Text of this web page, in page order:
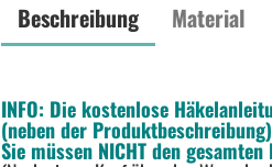
Beschreibung Material
INFO: Die kostenlose
(neben der
Sie müssen NICHT den